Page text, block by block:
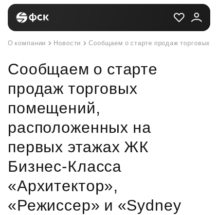
О компании Новости Сообщаем о старте продаж торговых
Сообщаем о старте
продаж торговых
помещений,
расположенных на
первых этажах ЖК
Бизнес-Класса
«Архитектор»,
«Режиссер» и «Sydney